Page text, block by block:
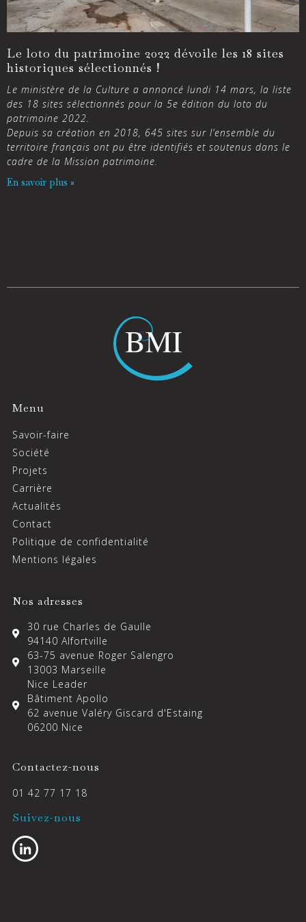
Le loto du patrimoine 2022 dévoile les 18 sites
historiques sélectionnés !
Le ministère de la Culture a annoncé lundi 14 mars, la liste
des 18 sites sélectionnés pour la 5e édition du loto du
patrimoine 2022.
Depuis sa création en 2018, 645 sites sur l’ensemble du
territoire français ont pu être identifiés et soutenus dans le
cadre de la Mission patrimoine.
En savoir plus »
Menu
Savoir-faire
Société
Projets
Carrière
Actualités
Contact
Politique de confidentialité
Mentions légales
Nos adresses
30 rue Charles de Gaulle
94140 Alfortville
63-75 avenue Roger Salengro
13003 Marseille
Nice Leader
Bâtiment Apollo
62 avenue Valéry Giscard d'Estaing
06200 Nice
Contactez-nous
01 42 77 17 18
Suivez-nous